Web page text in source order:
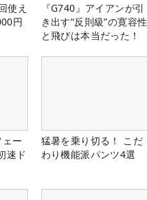
使え
円
『G740』アイアンが引
き出す“反則級”の寛容性
と飛びは本当だった！
ー
速ド
猛暑を乗り切る！ こだ
わり機能派パンツ4選